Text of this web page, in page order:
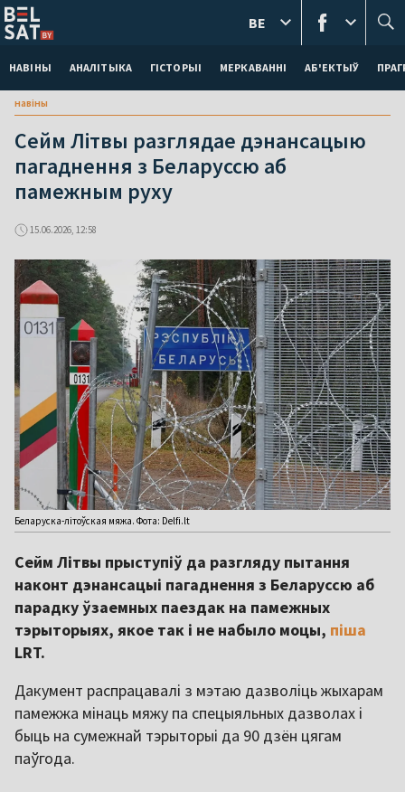
НАВІНЫ АНАЛІТЫКА ГІСТОРЫІ МЕРКАВАННI АБ'ЕКТЫЎ
BE
навіны
Сейм Літвы разглядае дэнансацыю
пагаднення з Беларуссю аб
памежным руху
15.06.2026, 12:58
Беларуска-літоўская мяжа. Фота: Delfi.lt
Сейм Літвы прыступіў да разгляду пытання
наконт дэнансацыі пагаднення з Беларуссю аб
парадку ўзаемных паездак на памежных
тэрыторыях, якое так і не набыло моцы, піша
LRT.
Дакумент распрацавалі з мэтаю дазволіць жыхарам
памежжа мінаць мяжу па спецыяльных дазволах і
быць на сумежнай тэрыторыі да 90 дзён цягам
паўгода.